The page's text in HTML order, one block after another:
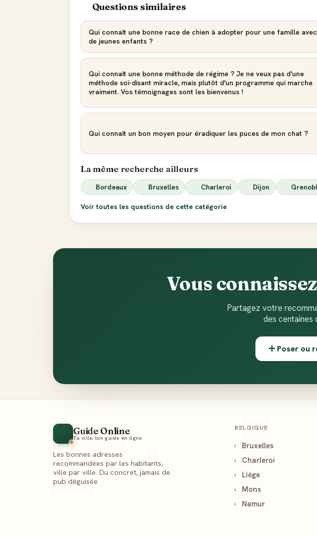
Questions similaires
Qui connaît une bonne race de chien à adopter pour une famille avec
de jeunes enfants ?
Qui connaît une bonne méthode de régime ? Je ne veux pas d'une
méthode soi-disant miracle, mais plutôt d'un programme qui marche
vraiment. Vos témoignages sont les bienvenus !
Qui connaît un bon moyen pour éradiquer les puces de mon chat ?
La même recherche ailleurs
Bordeaux Bruxelles Charleroi Dijon
Voir toutes les questions de cette catégorie
Vous
Partagez votre
des centaines
✛ Poser ou
Guide Online
Ta ville, ton guide en ligne
Les bonnes adresses
recommandées par les habitants,
ville par ville. Du concret, jamais de
pub déguisée.
BELGIQUE
›
Bruxelles
›
Charleroi
›
Liège
›
Mons
›
Namur